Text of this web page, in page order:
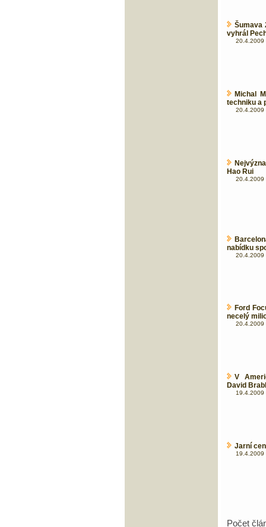
Šumava
vyhrál
20.4.2009
Michal
techniku a
20.4.2009
Hao Rui
20.4.2009
nabídku
20.4.2009
Ford
necelý
20.4.2009
V
David
19.4.2009
Jarní
19.4.2009
Počet